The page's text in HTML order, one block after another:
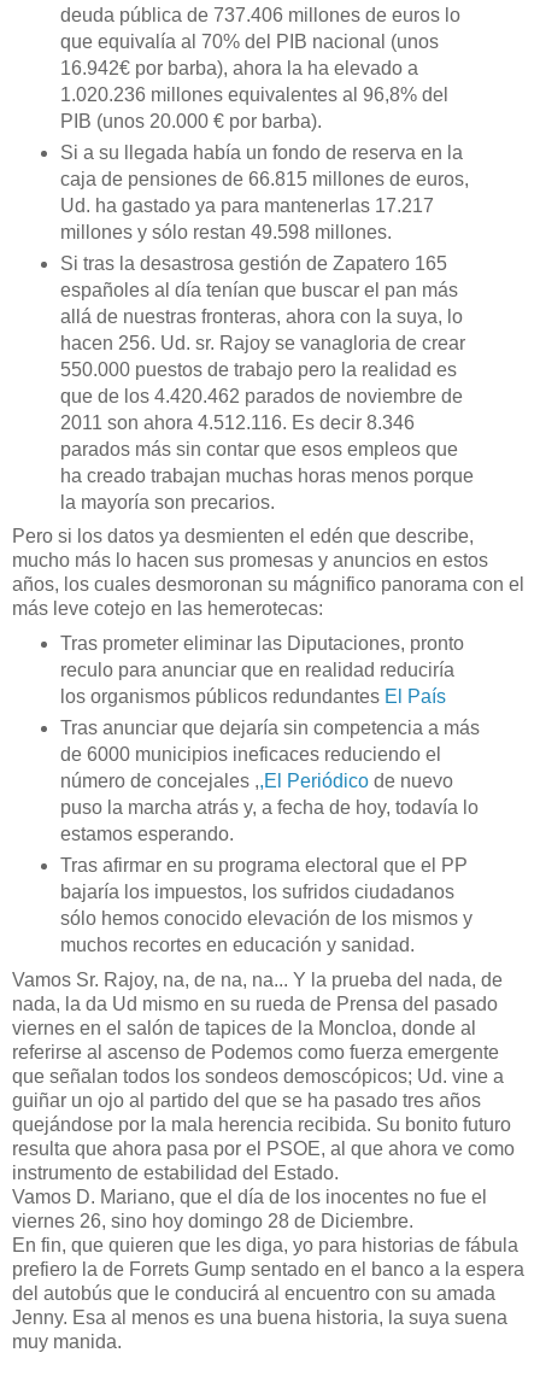
deuda pública de 737.406 millones de euros lo
que equivalía al 70% del PIB nacional (unos
16.942€ por barba), ahora la ha elevado a
1.020.236 millones equivalentes al 96,8% del
PIB (unos 20.000 € por barba).
Si a su llegada había un fondo de reserva en la
caja de pensiones de 66.815 millones de euros,
Ud. ha gastado ya para mantenerlas 17.217
millones y sólo restan 49.598 millones.
Si tras la desastrosa gestión de Zapatero 165
españoles al día tenían que buscar el pan más
allá de nuestras fronteras, ahora con la suya, lo
hacen 256. Ud. sr. Rajoy se vanagloria de crear
550.000 puestos de trabajo pero la realidad es
que de los 4.420.462 parados de noviembre de
2011 son ahora 4.512.116. Es decir 8.346
parados más sin contar que esos empleos que
ha creado trabajan muchas horas menos porque
la mayoría son precarios.
Pero si los datos ya desmienten el edén que describe,
mucho más lo hacen sus promesas y anuncios en estos
años, los cuales desmoronan su mágnifico panorama con el
más leve cotejo en las hemerotecas:
Tras prometer eliminar las Diputaciones, pronto
reculo para anunciar que en realidad reduciría
los organismos públicos redundantes El País
Tras anunciar que dejaría sin competencia a más
de 6000 municipios ineficaces reduciendo el
número de concejales ,,El Periódicode nuevo
puso la marcha atrás y, a fecha de hoy, todavía lo
estamos esperando.
Tras afirmar en su programa electoral que el PP
bajaría los impuestos, los sufridos ciudadanos
sólo hemos conocido elevación de los mismos y
muchos recortes en educación y sanidad.
Vamos Sr. Rajoy, na, de na, na... Y la prueba del nada, de
nada, la da Ud mismo en su rueda de Prensa del pasado
viernes en el salón de tapices de la Moncloa, donde al
referirse al ascenso de Podemos como fuerza emergente
que señalan todos los sondeos demoscópicos; Ud. vine a
guiñar un ojo al partido del que se ha pasado tres años
quejándose por la mala herencia recibida. Su bonito futuro
resulta que ahora pasa por el PSOE, al que ahora ve como
instrumento de estabilidad del Estado.
Vamos D. Mariano, que el día de los inocentes no fue el
viernes 26, sino hoy domingo 28 de Diciembre.
En fin, que quieren que les diga, yo para historias de fábula
prefiero la de Forrets Gump sentado en el banco a la espera
del autobús que le conducirá al encuentro con su amada
Jenny. Esa al menos es una buena historia, la suya suena
muy manida.